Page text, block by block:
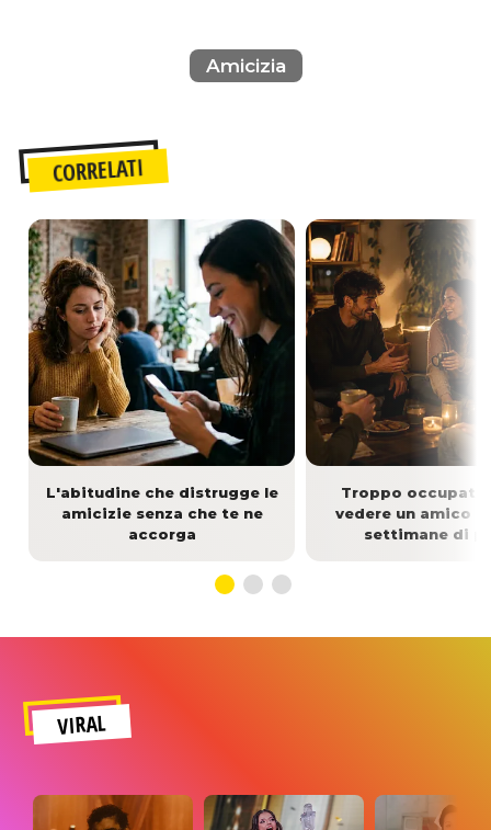
Amicizia
CORRELATI
L'abitudine che distrugge le
amicizie senza che te ne
accorga
Troppo occupati:
vedere un amico
settimane di
VIRAL